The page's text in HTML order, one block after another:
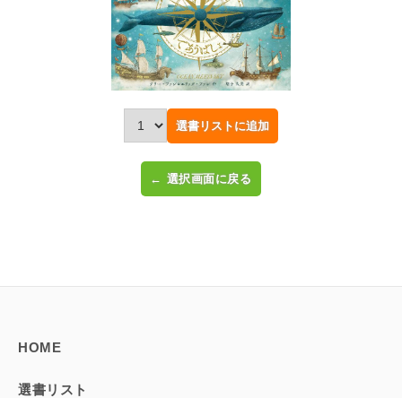
← 選択画面に戻る
選書リストに追加
HOME
選書リスト